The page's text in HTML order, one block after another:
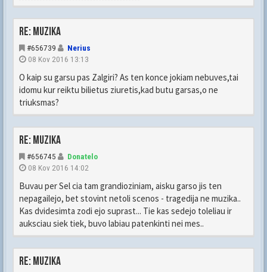
Re: Muzika
#656739
Nerius
08 Kov 2016 13:13
O kaip su garsu pas Zalgiri? As ten konce jokiam nebuves,tai
idomu kur reiktu bilietus ziuretis,kad butu garsas,o ne
triuksmas?
Re: Muzika
#656745
Donatelo
08 Kov 2016 14:02
Buvau per Sel cia tam grandioziniam, aisku garso jis ten
nepagailejo, bet stovint netoli scenos - tragedija ne muzika..
Kas dvidesimta zodi ejo suprast... Tie kas sedejo toleliau ir
auksciau siek tiek, buvo labiau patenkinti nei mes..
Re: Muzika